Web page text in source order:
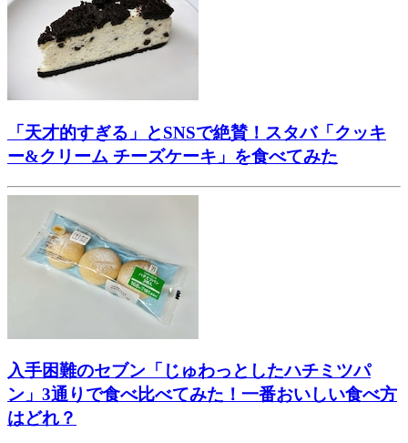
「天才的すぎる」とSNSで絶賛！スタバ「クッキ
ー&クリーム チーズケーキ」を食べてみた
入手困難のセブン「じゅわっとしたハチミツパ
ン」3通りで食べ比べてみた！一番おいしい食べ方
はどれ？